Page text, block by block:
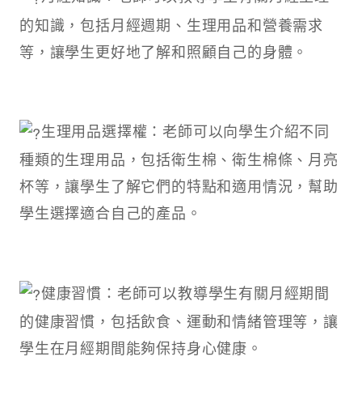
的知識，包括月經週期、生理用品和營養需求
等，讓學生更好地了解和照顧自己的身體。
生理用品選擇權：老師可以向學生介紹不同
種類的生理用品，包括衛生棉、衛生棉條、月亮
杯等，讓學生了解它們的特點和適用情況，幫助
學生選擇適合自己的產品。
健康習慣：老師可以教導學生有關月經期間
的健康習慣，包括飲食、運動和情緒管理等，讓
學生在月經期間能夠保持身心健康。